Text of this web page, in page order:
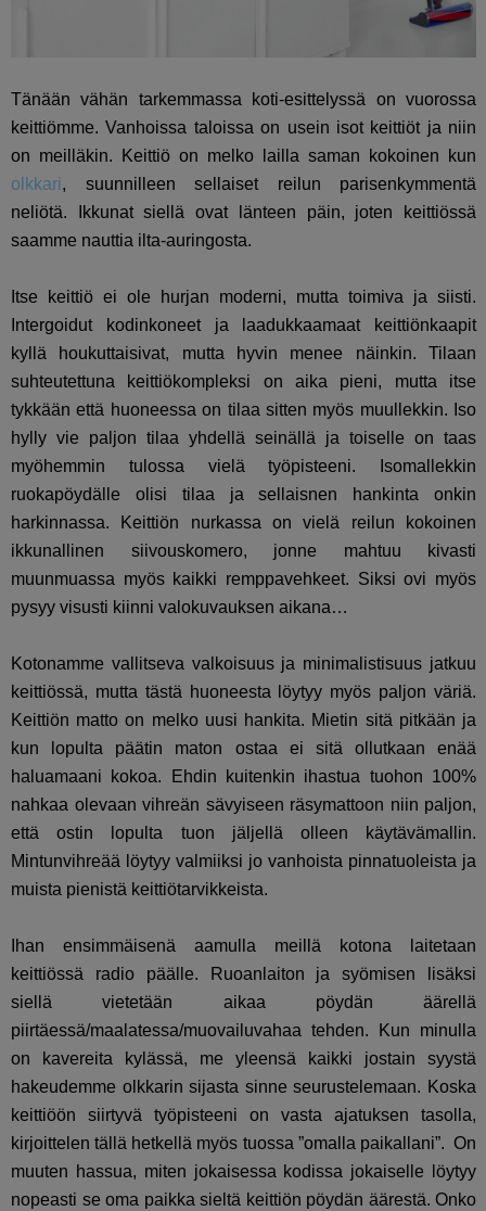
Tänään vähän tarkemmassa koti-esittelyssä on vuorossa
keittiömme. Vanhoissa taloissa on usein isot keittiöt ja niin
on meilläkin. Keittiö on melko lailla saman kokoinen kun
olkkari, suunnilleen sellaiset reilun parisenkymmentä
neliötä. Ikkunat siellä ovat länteen päin, joten keittiössä
saamme nauttia ilta-auringosta.
Itse keittiö ei ole hurjan moderni, mutta toimiva ja siisti.
Intergoidut kodinkoneet ja laadukkaamaat keittiönkaapit
kyllä houkuttaisivat, mutta hyvin menee näinkin. Tilaan
suhteutettuna keittiökompleksi on aika pieni, mutta itse
tykkään että huoneessa on tilaa sitten myös muullekkin. Iso
hylly vie paljon tilaa yhdellä seinällä ja toiselle on taas
myöhemmin tulossa vielä työpisteeni. Isomallekkin
ruokapöydälle olisi tilaa ja sellaisnen hankinta onkin
harkinnassa. Keittiön nurkassa on vielä reilun kokoinen
ikkunallinen siivouskomero, jonne mahtuu kivasti
muunmuassa myös kaikki remppavehkeet. Siksi ovi myös
pysyy visusti kiinni valokuvauksen aikana…
Kotonamme vallitseva valkoisuus ja minimalistisuus jatkuu
keittiössä, mutta tästä huoneesta löytyy myös paljon väriä.
Keittiön matto on melko uusi hankita. Mietin sitä pitkään ja
kun lopulta päätin maton ostaa ei sitä ollutkaan enää
haluamaani kokoa. Ehdin kuitenkin ihastua tuohon 100%
nahkaa olevaan vihreän sävyiseen räsymattoon niin paljon,
että ostin lopulta tuon jäljellä olleen käytävämallin.
Mintunvihreää löytyy valmiiksi jo vanhoista pinnatuoleista ja
muista pienistä keittiötarvikkeista.
Ihan ensimmäisenä aamulla meillä kotona laitetaan
keittiössä radio päälle. Ruoanlaiton ja syömisen lisäksi
siellä vietetään aikaa pöydän äärellä
piirtäessä/maalatessa/muovailuvahaa tehden. Kun minulla
on kavereita kylässä, me yleensä kaikki jostain syystä
hakeudemme olkkarin sijasta sinne seurustelemaan. Koska
keittiöön siirtyvä työpisteeni on vasta ajatuksen tasolla,
kirjoittelen tällä hetkellä myös tuossa ”omalla paikallani”. On
muuten hassua, miten jokaisessa kodissa jokaiselle löytyy
nopeasti se oma paikka sieltä keittiön pöydän äärestä. Onko